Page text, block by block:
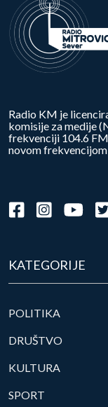
Radio KM je
komisije za medije
frekvenciji 104.6
novom
KATEGORIJE
POLITIKA
DRUŠTVO
KULTURA
SPORT